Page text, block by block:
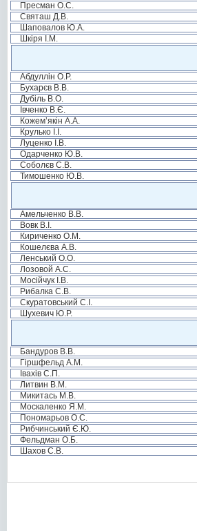
Пресман О.С.
Святаш Д.В.
Шаповалов Ю.А.
Шкіря І.М.
Абдуллін О.Р.
Бухарєв В.В.
Дубіль В.О.
Івченко В.Є.
Кожем’якін А.А.
Крулько І.І.
Луценко І.В.
Одарченко Ю.В.
Соболєв С.В.
Тимошенко Ю.В.
Амельченко В.В.
Вовк В.І.
Кириченко О.М.
Кошелєва А.В.
Ленський О.О.
Лозовой А.С.
Мосійчук І.В.
Рибалка С.В.
Скуратовський С.І.
Шухевич Ю.Р.
Бандуров В.В.
Гіршфельд А.М.
Івахів С.П.
Литвин В.М.
Микитась М.В.
Москаленко Я.М.
Пономарьов О.С.
Рибчинський Є.Ю.
Фельдман О.Б.
Шахов С.В.